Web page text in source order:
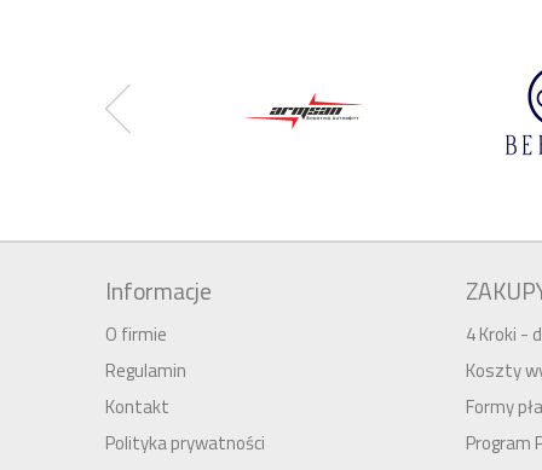
Informacje
O firmie
Regulamin
Kontakt
Polityka prywatności
4 Kroki -
Koszty
Formy
Program